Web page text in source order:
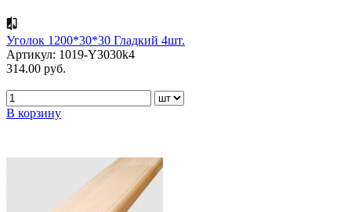
Уголок 1200*30*30 Гладкий 4шт.
Артикул: 1019-Y3030k4
314.00 руб.
В корзину